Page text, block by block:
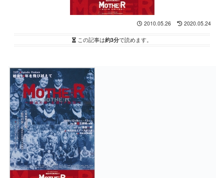
2010.05.26 2020.05.24
この記事は約3分で読めます。